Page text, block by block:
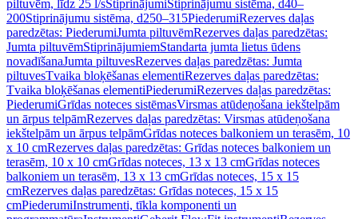
piltuvēm, līdz 25 l/sStiprinājumiStiprinājumu sistēma, d40–
200Stiprinājumu sistēma, d250–315PiederumiRezerves daļas
paredzētas: PiederumiJumta piltuvēmRezerves daļas paredzētas:
Jumta piltuvēmStiprinājumiemStandarta jumta lietus ūdens
novadīšanaJumta piltuvesRezerves daļas paredzētas: Jumta
piltuvesTvaika bloķēšanas elementiRezerves daļas paredzētas:
Tvaika bloķēšanas elementiPiederumiRezerves daļas paredzētas:
PiederumiGrīdas noteces sistēmasVirsmas atūdeņošana iekštelpām
un ārpus telpāmRezerves daļas paredzētas: Virsmas atūdeņošana
iekštelpām un ārpus telpāmGrīdas noteces balkoniem un terasēm, 10
x 10 cmRezerves daļas paredzētas: Grīdas noteces balkoniem un
terasēm, 10 x 10 cmGrīdas noteces, 13 x 13 cmGrīdas noteces
balkoniem un terasēm, 13 x 13 cmGrīdas noteces, 15 x 15
cmRezerves daļas paredzētas: Grīdas noteces, 15 x 15
cmPiederumiInstrumenti, tīkla komponenti un